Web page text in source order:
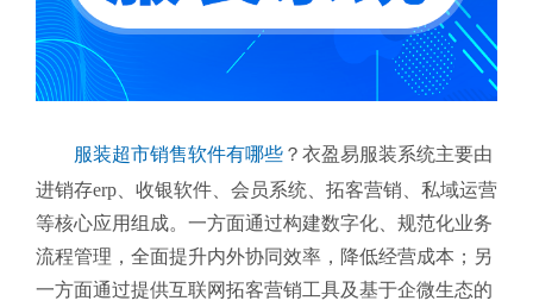
服装超市销售软件有哪些 ？衣盈易服装系统主要由
进销存erp、收银软件、会员系统、拓客营销、私域运营
等核心应用组成。一方面通过构建数字化、规范化业务
流程管理，全面提升内外协同效率，降低经营成本；另
一方面通过提供互联网拓客营销工具及基于企微生态的